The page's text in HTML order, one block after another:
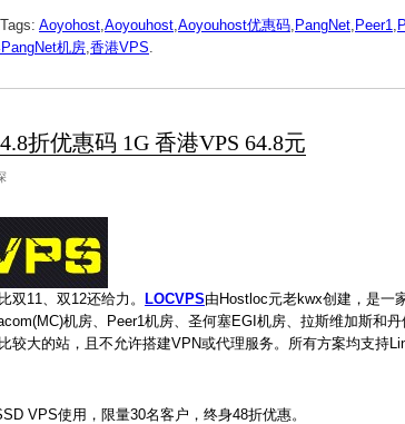
Tags: Aoyohost,Aoyouhost,Aoyouhost优惠码, PangNet, Peer1,
机房,香港VPS.
折优惠码 1G 香港VPS 64.8元
双11、双12还给力。 LOCVPS由Hostloc元老kwx创建，是一
机房、Peer1机房、圣何塞EGI机房、拉斯维加斯和丹
较大的站，且不允许搭建VPN或代理服务。所有方案均支持
VPS使用，限量30名客户，终身48折优惠。